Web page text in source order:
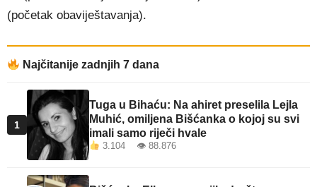
(početak obaviještavanja).
Najčitanije zadnjih 7 dana
1
Tuga u Bihaću: Na ahiret preselila Lejla
Muhić, omiljena Bišćanka o kojoj su svi
imali samo riječi hvale
3.104 👁 88.876